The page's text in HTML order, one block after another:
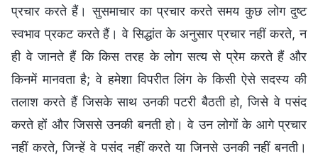
प्रचार करते हैं। सुसमाचार का प्रचार करते समय कुछ लोग दुष्ट
स्वभाव प्रकट करते हैं। वे सिद्धांत के अनुसार प्रचार नहीं करते, न
ही वे जानते हैं कि किस तरह के लोग सत्य से प्रेम करते हैं और
किनमें मानवता है; वे हमेशा विपरीत लिंग के किसी ऐसे सदस्य की
तलाश करते हैं जिसके साथ उनकी पटरी बैठती हो, जिसे वे पसंद
करते हों और जिससे उनकी बनती हो। वे उन लोगों के आगे प्रचार
नहीं करते, जिन्हें वे पसंद नहीं करते या जिनसे उनकी नहीं बनती।